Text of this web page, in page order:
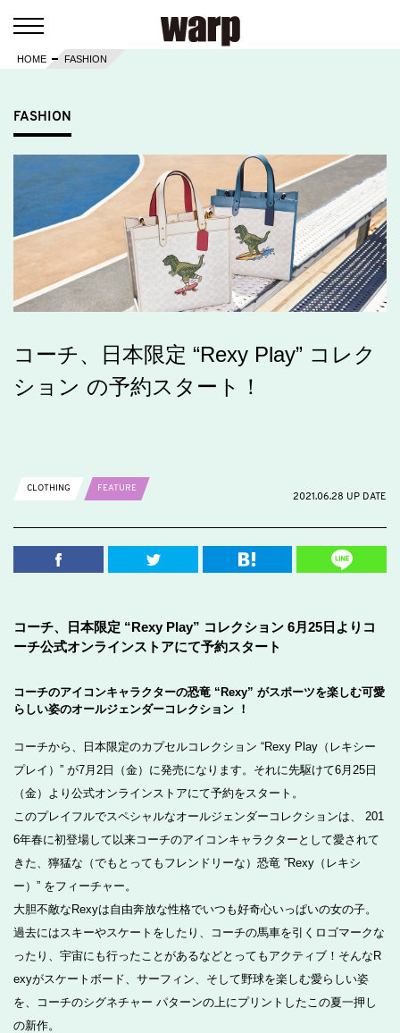
HOME FASHION
FASHION
コーチ、日本限定 “Rexy Play” コレク
ション の予約スタート！
CLOTHING
FEATURE
2021.06.28 UP DATE
コーチ、日本限定 “Rexy Play” コレクション 6月25日よりコ
ーチ公式オンラインストアにて予約スタート
コーチのアイコンキャラクターの恐竜 “Rexy” がスポーツを楽しむ可愛
らしい姿のオールジェンダーコレクション ！
コーチから、日本限定のカプセルコレクション “Rexy Play（レキシー
プレイ）” が7月2日（金）に発売になります。それに先駆けて6月25日
（金）より公式オンラインストアにて予約をスタート。
このプレイフルでスペシャルなオールジェンダーコレクションは、 201
6年春に初登場して以来コーチのアイコンキャラクターとして愛されて
きた、獰猛な（でもとってもフレンドリーな）恐竜 ”Rexy（レキシ
ー）” をフィーチャー。
大胆不敵なRexyは自由奔放な性格でいつも好奇心いっぱいの女の子。
過去にはスキーやスケートをしたり、コーチの馬車を引くロゴマークな
ったり、宇宙にも行ったことがあるなどとってもアクティブ！そんなR
exyがスケートボード、サーフィン、そして野球を楽しむ愛らしい姿
を、コーチのシグネチャー パターンの上にプリントしたこの夏一押し
の新作。